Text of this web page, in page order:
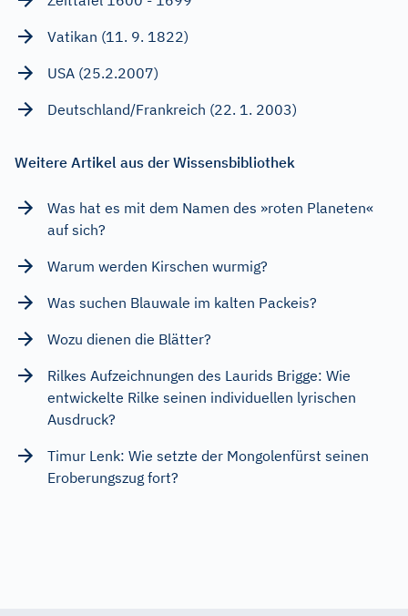
Vatikan (11. 9. 1822)
USA (25.2.2007)
Deutschland/Frankreich (22. 1. 2003)
Weitere Artikel aus der Wissensbibliothek
Was hat es mit dem Namen des »roten Planeten«
auf sich?
Warum werden Kirschen wurmig?
Was suchen Blauwale im kalten Packeis?
Wozu dienen die Blätter?
Rilkes Aufzeichnungen des Laurids Brigge: Wie
entwickelte Rilke seinen individuellen lyrischen
Ausdruck?
Timur Lenk: Wie setzte der Mongolenfürst seinen
Eroberungszug fort?